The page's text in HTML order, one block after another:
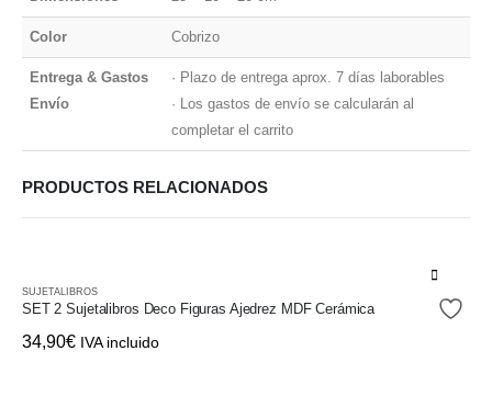
Color Cobrizo
Entrega & Gastos
Envío
· Plazo de entrega aprox. 7 días laborables
· Los gastos de envío se calcularán al
completar el carrito
PRODUCTOS RELACIONADOS
SUJETALIBROS
SET 2 Sujetalibros Deco Figuras Ajedrez MDF Cerámica
34,90€ IVA incluido